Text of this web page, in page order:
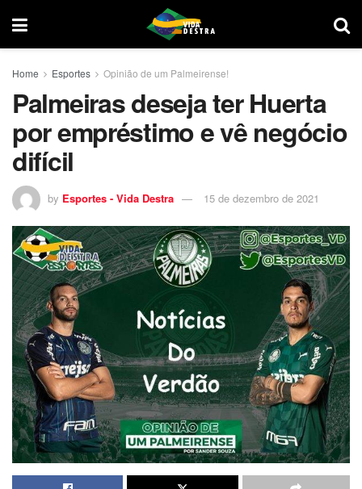
Home Esportes Opinião de um Palmeirense!
Palmeiras deseja ter Huerta
por empréstimo e vê negócio
difícil
by Esportes - Vida Destra 15 de dezembro de 2021